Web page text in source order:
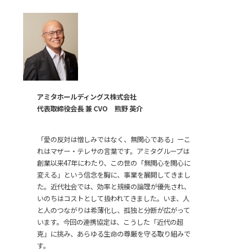
アミタホールディングス株式会社
代表取締役会長 兼 CVO 熊野 英介
「愛の反対は憎しみではなく、無関心である」ーこ
れはマザー・テレサの言葉です。アミタグループは
創業以来47年にわたり、この世の「無関心を関心に
変える」という信念を胸に、事業を展開してきまし
た。近代社会では、効率と規模の論理が優先され、
いのちはコストとして扱われてきました。いま、人
と人のつながりは希薄化し、孤独と分断が広がって
います。今回の連携協定は、こうした「近代の超
克」に挑み、あらゆる生命の尊厳を守る取り組みで
す。